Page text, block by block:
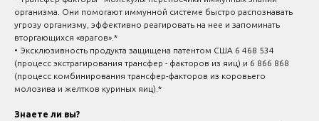
организма. Они помогают иммунной системе быстро распознавать
угрозу организму, эффективно реагировать на нее и запоминать
вторгающихся «врагов».*
• Эксклюзивность продукта защищена патентом США 6 468 534
(процесс экстрагирования трансфер - факторов из яиц) и 6 866 868
(процесс комбинирования трансфер-факторов из коровьего
молозива и желтков куриных яиц).*
Знаете ли вы?